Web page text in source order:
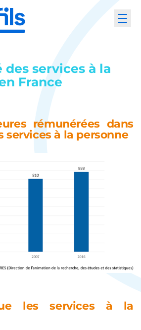
des services à la
France
rémunérées dans
services à la personne
les services à la